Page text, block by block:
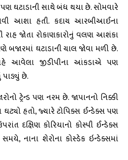
ઘટાડાની સાથે બંધ થયા છે. સોમવારે
આશા હતી. કદાચ આરબીઆઈના
રાહ જોતા રોકાણકારોનું વલણ આશંકા
બજારમાં ઘટાડાની ચાલ જોવા મળી છે.
આવેલા જીડીપીના આંકડાએ પણ
પાડ્યું છે.
ટ્રેન્ડ પણ નરમ છે. જાપાનનો નિક્કી
ઘટ્યો હતો, જ્યારે ટોપિક્સ ઈન્ડેક્સ પણ
દક્ષિણ કોરિયાનો કોસ્પી ઈન્ડેક્સ
નાના શેરોના કોસ્ડેક ઇન્ડેક્સમાં